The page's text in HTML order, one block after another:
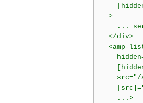
  >
...
</div>
<amp-
hidden
src="/
src ]=
... >